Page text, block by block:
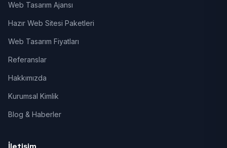
Web Tasarım Ajansı
Hazır Web Sitesi Paketleri
Web Tasarım Fiyatları
Referanslar
Hakkımızda
Kurumsal Kimlik
Blog & Haberler